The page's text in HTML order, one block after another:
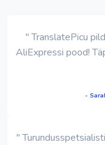
" TranslatePicu
AliExpressi pood!
-
"